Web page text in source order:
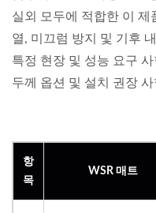
실외 모두에 적합한 이
열, 미끄럼 방지 및 기후
특정 현장 및 성능 요구
두께 옵션 및 설치 권장
항
목
WSR 매트